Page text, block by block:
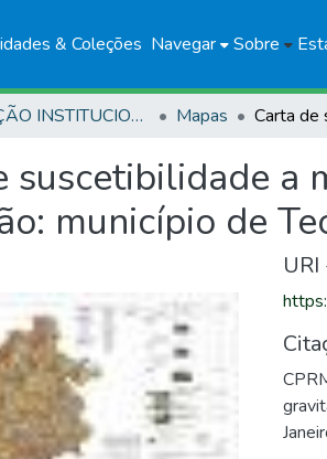
& Coleções Navegar Sobre
PRODUÇÃO INSTITUCIONAL Mapas
suscetibilidade a
município de